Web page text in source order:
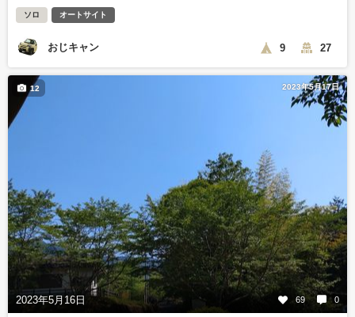
ソロ オートサイト
おじキャン 9 27
2023年5月17日
2023年5月16日 69 0
12